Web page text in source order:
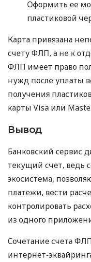
Оформить ее
пластиковой
Карта привязана
счету ФЛП, а не к
ФЛП имеет право
нужд после уплаты
получения
карты Visa или
Вывод
Банковский сервис
текущий счет, ведь
экосистема,
платежи, вести
контролировать
из одного
Сочетание счета
интернет-